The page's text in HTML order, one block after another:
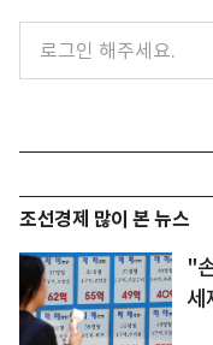
조선경제 많이 본 뉴스
"
세